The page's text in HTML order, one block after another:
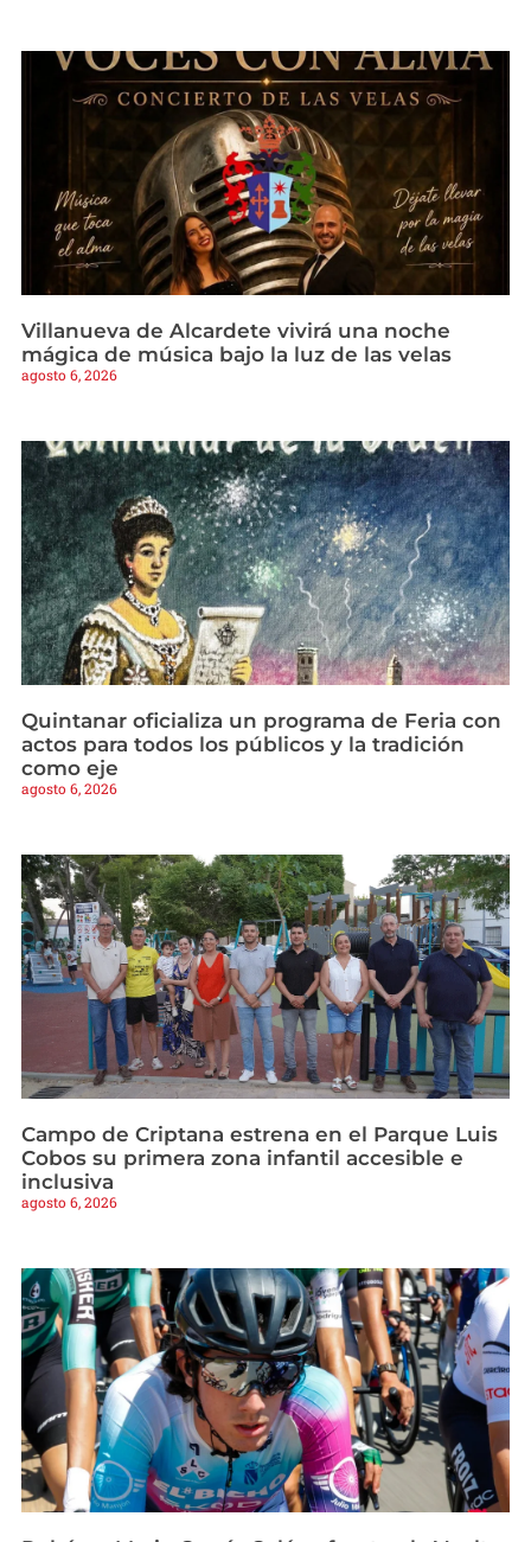
Villanueva de Alcardete vivirá una noche
mágica de música bajo la luz de las velas
agosto 6, 2026
Quintanar oficializa un programa de Feria con
actos para todos los públicos y la tradición
como eje
agosto 6, 2026
Campo de Criptana estrena en el Parque Luis
Cobos su primera zona infantil accesible e
inclusiva
agosto 6, 2026